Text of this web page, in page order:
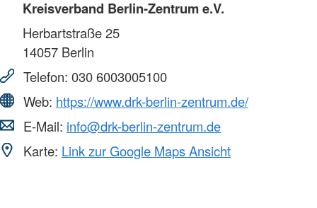
Kreisverband Berlin-Zentrum e.V.
Herbartstraße 25
14057 Berlin
Telefon: 030 6003005100
Web: https://www.drk-berlin-zentrum.de/
E-Mail: info@drk-berlin-zentrum.de
Karte: Link zur Google Maps Ansicht